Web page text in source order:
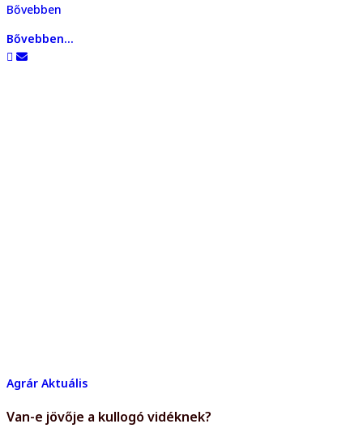
Bővebben
Bővebben...
Agrár Aktuális
Van-e jövője a kullogó vidéknek?